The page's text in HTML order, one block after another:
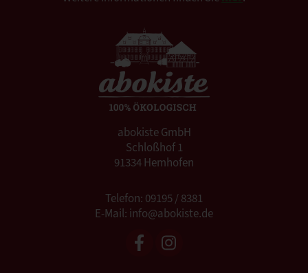
abokiste GmbH
Schloßhof 1
91334 Hemhofen
Telefon: 09195 / 8381
E-Mail: info@abokiste.de